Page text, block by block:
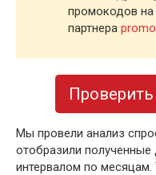
промокодов
партнера
Мы провели анализ
отобразили
интервалом по